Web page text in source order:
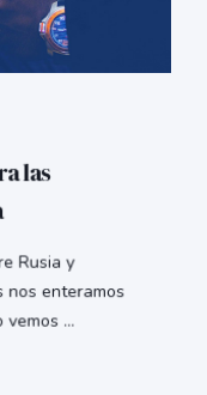
las
Rusia y
nos enteramos
...